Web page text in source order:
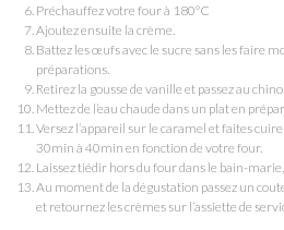
Préchauffez votre four à 180°C
Ajoutez ensuite la crème.
Battez les œufs avec le sucre sans les faire
préparations.
Retirez la gousse de vanille et passez au
Mettez de l’eau chaude dans un plat en
Versez l’appareil sur le caramel et faites
30min à 40min en fonction de votre four.
Laissez tiédir hors du four dans le bain-
Au moment de la dégustation passez un
et retournez les crèmes sur l’assiette de